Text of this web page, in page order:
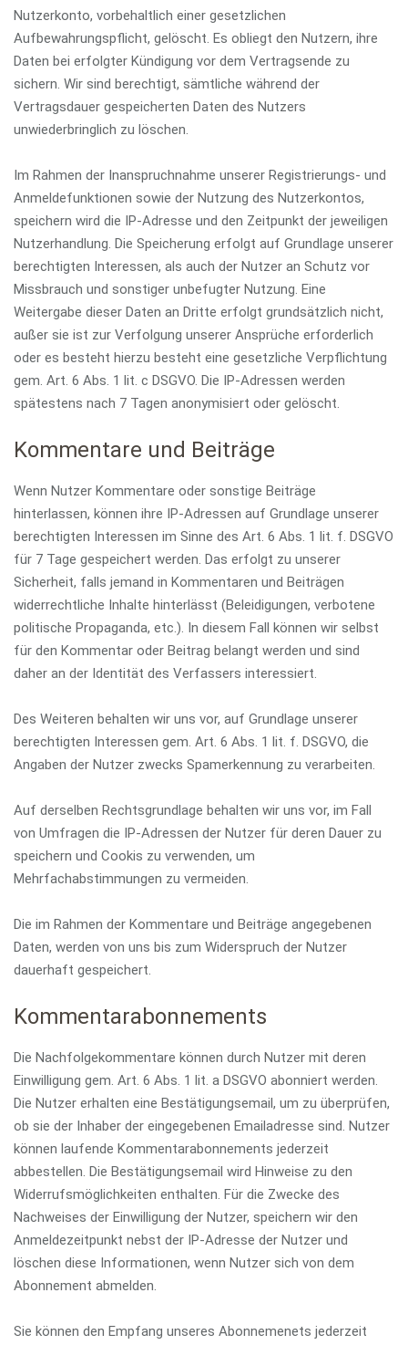
Nutzerkonto, vorbehaltlich einer gesetzlichen
Aufbewahrungspflicht, gelöscht. Es obliegt den Nutzern, ihre
Daten bei erfolgter Kündigung vor dem Vertragsende zu
sichern. Wir sind berechtigt, sämtliche während der
Vertragsdauer gespeicherten Daten des Nutzers
unwiederbringlich zu löschen.
Im Rahmen der Inanspruchnahme unserer Registrierungs- und
Anmeldefunktionen sowie der Nutzung des Nutzerkontos,
speichern wird die IP-Adresse und den Zeitpunkt der jeweiligen
Nutzerhandlung. Die Speicherung erfolgt auf Grundlage unserer
berechtigten Interessen, als auch der Nutzer an Schutz vor
Missbrauch und sonstiger unbefugter Nutzung. Eine
Weitergabe dieser Daten an Dritte erfolgt grundsätzlich nicht,
außer sie ist zur Verfolgung unserer Ansprüche erforderlich
oder es besteht hierzu besteht eine gesetzliche Verpflichtung
gem. Art. 6 Abs. 1 lit. c DSGVO. Die IP-Adressen werden
spätestens nach 7 Tagen anonymisiert oder gelöscht.
Kommentare und Beiträge
Wenn Nutzer Kommentare oder sonstige Beiträge
hinterlassen, können ihre IP-Adressen auf Grundlage unserer
berechtigten Interessen im Sinne des Art. 6 Abs. 1 lit. f. DSGVO
für 7 Tage gespeichert werden. Das erfolgt zu unserer
Sicherheit, falls jemand in Kommentaren und Beiträgen
widerrechtliche Inhalte hinterlässt (Beleidigungen, verbotene
politische Propaganda, etc.). In diesem Fall können wir selbst
für den Kommentar oder Beitrag belangt werden und sind
daher an der Identität des Verfassers interessiert.
Des Weiteren behalten wir uns vor, auf Grundlage unserer
berechtigten Interessen gem. Art. 6 Abs. 1 lit. f. DSGVO, die
Angaben der Nutzer zwecks Spamerkennung zu verarbeiten.
Auf derselben Rechtsgrundlage behalten wir uns vor, im Fall
von Umfragen die IP-Adressen der Nutzer für deren Dauer zu
speichern und Cookis zu verwenden, um
Mehrfachabstimmungen zu vermeiden.
Die im Rahmen der Kommentare und Beiträge angegebenen
Daten, werden von uns bis zum Widerspruch der Nutzer
dauerhaft gespeichert.
Kommentarabonnements
Die Nachfolgekommentare können durch Nutzer mit deren
Einwilligung gem. Art. 6 Abs. 1 lit. a DSGVO abonniert werden.
Die Nutzer erhalten eine Bestätigungsemail, um zu überprüfen,
ob sie der Inhaber der eingegebenen Emailadresse sind. Nutzer
können laufende Kommentarabonnements jederzeit
abbestellen. Die Bestätigungsemail wird Hinweise zu den
Widerrufsmöglichkeiten enthalten. Für die Zwecke des
Nachweises der Einwilligung der Nutzer, speichern wir den
Anmeldezeitpunkt nebst der IP-Adresse der Nutzer und
löschen diese Informationen, wenn Nutzer sich von dem
Abonnement abmelden.
Sie können den Empfang unseres Abonnemenets jederzeit